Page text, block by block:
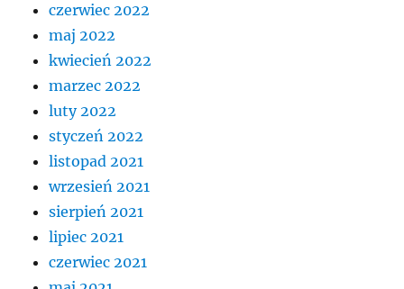
czerwiec 2022
maj 2022
kwiecień 2022
marzec 2022
luty 2022
styczeń 2022
listopad 2021
wrzesień 2021
sierpień 2021
lipiec 2021
czerwiec 2021